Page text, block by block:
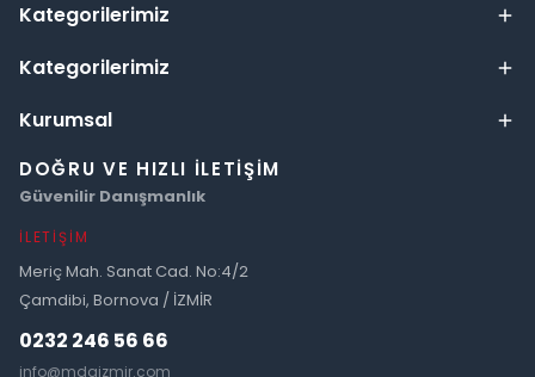
Kategorilerimiz
Kategorilerimiz
Kurumsal
DOĞRU VE HIZLI İLETIŞIM
Güvenilir Danışmanlık
İLETIŞIM
Meriç Mah. Sanat Cad. No:4/2
Çamdibi, Bornova / İZMİR
0232 246 56 66
info@mdaizmir.com